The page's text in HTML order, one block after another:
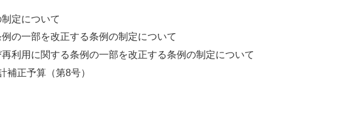
定について
の一部を改正する条例の制定について
利用に関する条例の一部を改正する条例の制定について
補正予算（第8号）